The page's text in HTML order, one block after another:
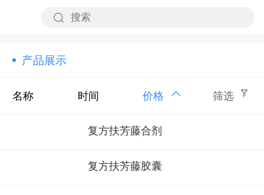
产品展示
名称 时间 价格 筛选
复方扶芳藤合剂
复方扶芳藤胶囊